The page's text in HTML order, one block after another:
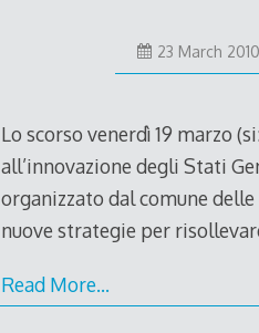
23 March 2010
Lo scorso venerdì 19 marzo
all’innovazione degli Stati
organizzato dal comune
nuove strategie per
Read More…